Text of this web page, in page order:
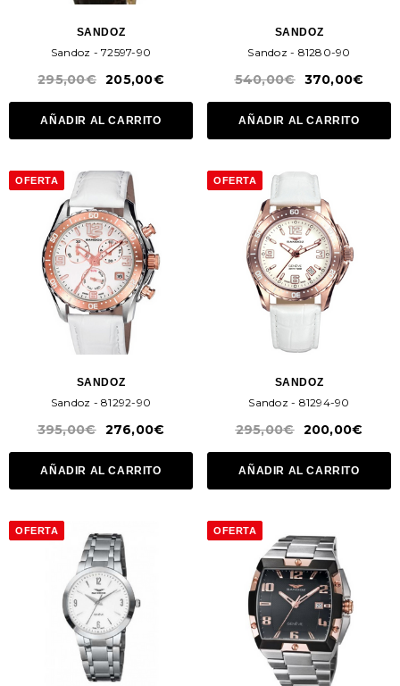
SANDOZ
Sandoz - 72597-90
295,00€ 205,00€
AÑADIR AL CARRITO
SANDOZ
Sandoz - 81280-90
540,00€ 370,00€
AÑADIR AL CARRITO
OFERTA
SANDOZ
Sandoz - 81292-90
395,00€ 276,00€
AÑADIR AL CARRITO
OFERTA
SANDOZ
Sandoz - 81294-90
295,00€ 200,00€
AÑADIR AL CARRITO
OFERTA OFERTA